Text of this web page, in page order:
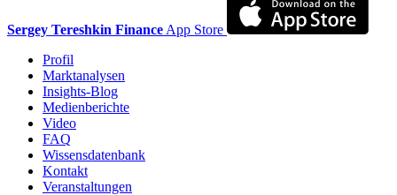
Sergey Tereshkin Finance App Store
Profil
Marktanalysen
Insights-Blog
Medienberichte
Video
FAQ
Wissensdatenbank
Kontakt
Veranstaltungen